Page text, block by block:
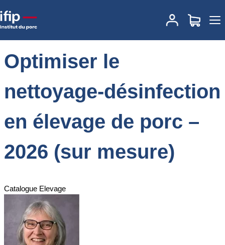
Accueil
Optimiser le
nettoyage-désinfection en élevage de porc – 2026 (sur mesure)
Optimiser le
nettoyage-désinfection
en élevage de porc –
2026 (sur mesure)
Catalogue Elevage